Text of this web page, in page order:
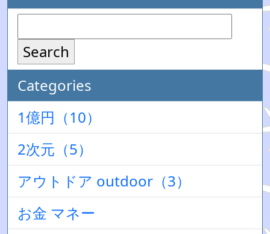
Search
Categories
1億円（10）
2次元（5）
アウトドア outdoor（3）
お金 マネー